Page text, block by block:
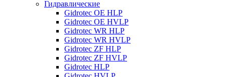
Гидравлические
Gidrotec OE HLP
Gidrotec OE HVLP
Gidrotec WR HLP
Gidrotec WR HVLP
Gidrotec ZF HLP
Gidrotec ZF HVLP
Gidrotec HLP